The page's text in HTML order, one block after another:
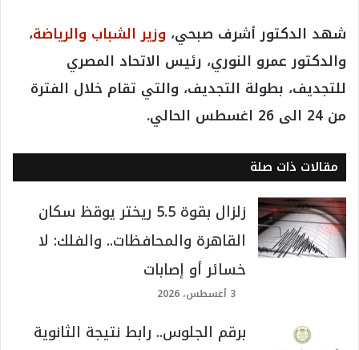
شهد الدكتور أشرف صبحي، وزير الشباب والرياضة،
والدكتور عمرو النوري، رئيس الاتحاد المصري
للتجديف، بطولة التجديف، والتي تقام خلال الفترة
من 24 الى 26 اغسطس الحالي.
مقالات ذات صلة
زلزال بقوة 5.5 ريختر يوقظ سكان
القاهرة والمحافظات.. والفلك: لا
خسائر أو إصابات
3 أغسطس، 2026
برقم الجلوس.. رابط نتيجة الثانوية